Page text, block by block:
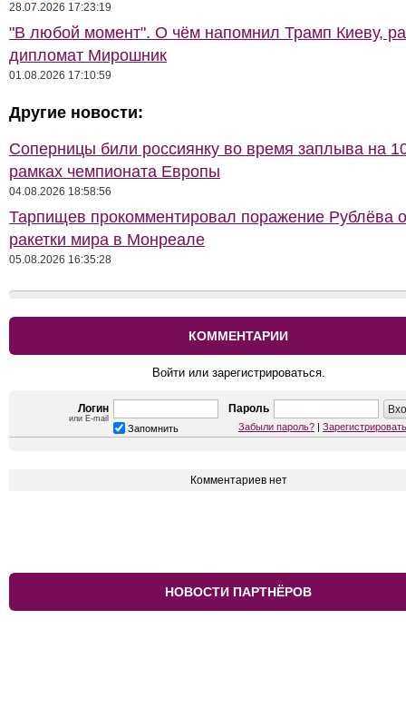
28.07.2026 17:23:19
"В любой момент". О чём напомнил Трамп Киеву,
дипломат Мирошник
01.08.2026 17:10:59
Другие новости:
Соперницы били россиянку во время заплыва на
рамках чемпионата Европы
04.08.2026 18:58:56
Тарпищев прокомментировал поражение Рублёва
ракетки мира в Монреале
05.08.2026 16:35:28
КОММЕНТАРИИ
Войти или зарегистрироваться.
Логин
или E-mail
Пароль
Запомнить Забыли пароль? |
Комментариев нет
НОВОСТИ ПАРТНЁРОВ